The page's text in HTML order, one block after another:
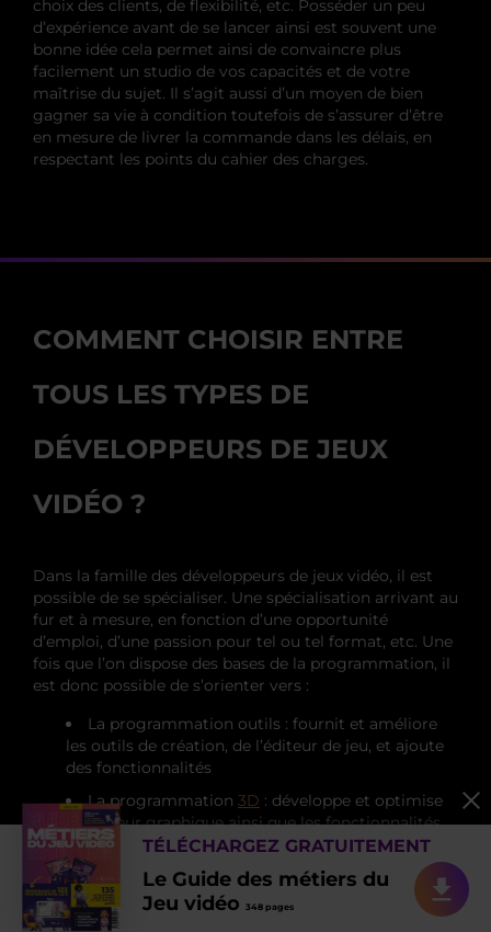
choix des clients, de flexibilité, etc. Posséder un peu
d’expérience avant de se lancer ainsi est souvent une
bonne idée cela permet ainsi de convaincre plus
facilement un studio de vos capacités et de votre
maîtrise du sujet. Il s’agit aussi d’un moyen de bien
gagner sa vie à condition toutefois de s’assurer d’être
en mesure de livrer la commande dans les délais, en
respectant les points du cahier des charges.
COMMENT CHOISIR ENTRE
TOUS LES TYPES DE
DÉVELOPPEURS DE JEUX
VIDÉO ?
Dans la famille des développeurs de jeux vidéo, il est
possible de se spécialiser. Une spécialisation arrivant au
fur et à mesure, en fonction d’une opportunité
d’emploi, d’une passion pour tel ou tel format, etc. Une
fois que l’on dispose des bases de la programmation, il
est donc possible de s’orienter vers :
La programmation outils : fournit et améliore
les outils de création, de l’éditeur de jeu, et ajoute
des fonctionnalités
La programmation 3D : développe et optimise
le moteur graphique ainsi que les fonctionnalités
La programmationmoteur: optimise le moteur
de jeu
La programmationgameplay
: veille à ce que
TÉLÉCHARGEZ GRATUITEMENT
Le Guide des métiers du
Jeu vidéo 348 pages